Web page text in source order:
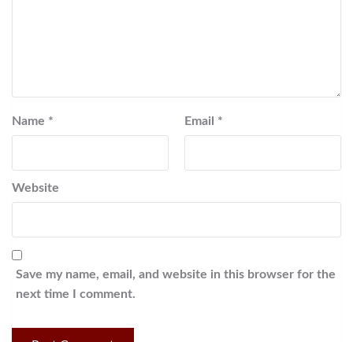
Name * Email *
Website
Save my name, email, and website in this browser for the
next time I comment.